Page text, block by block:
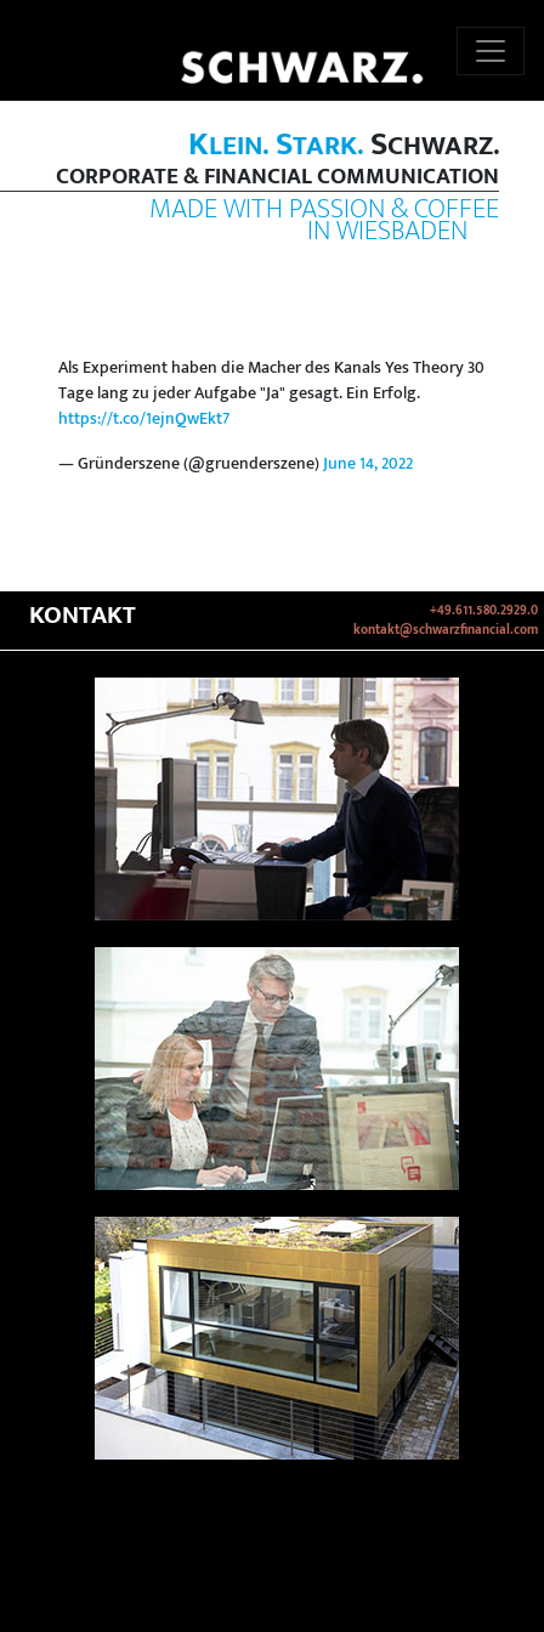
KLEIN.STARK.SCHWARZ.
CORPORATE & FINANCIAL COMMUNICATION
MADE WITH PASSION & COFFEE
IN WIESBADEN
Als Experiment haben die Macher des Kanals Yes Theory 30
Tage lang zu jeder Aufgabe "Ja" gesagt. Ein Erfolg.
https://t.co/1ejnQwEkt7
— Gründerszene (@gruenderszene)June 14, 2022
KONTAKT
+49.611.580.2929.0
kontakt@schwarzfinancial.com